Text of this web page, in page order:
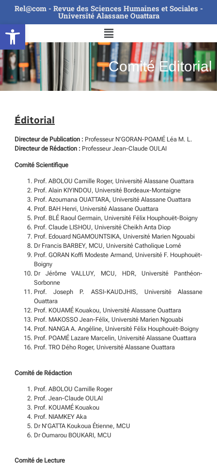
Ouvrir la barre d’outils
Rel@com - Revue des Sciences Humaines et Sociales -
Université Alassane Ouattara
Comité Editorial
Éditorial
Directeur de Publication : Professeur N’GORAN-POAMÉ Léa M. L.
Directeur de Rédaction : Professeur Jean-Claude OULAI
Comité Scientifique
Prof. ABOLOU Camille Roger, Université Alassane Ouattara
Prof. Alain KIYINDOU, Université Bordeaux-Montaigne
Prof. Azoumana OUATTARA, Université Alassane Ouattara
Prof. BAH Henri, Université Alassane Ouattara
Prof. BLÉ Raoul Germain, Université Félix Houphouët-Boigny
Prof. Claude LISHOU, Université Cheikh Anta Diop
Prof. Edouard NGAMOUNTSIKA, Université Marien Ngouabi
Dr Francis BARBEY, MCU, Université Catholique Lomé
Prof. GORAN Koffi Modeste Armand, Université F. Houphouët-
Boigny
Dr Jérôme VALLUY, MCU, HDR, Université Panthéon-
Sorbonne
Prof. Joseph P. ASSI-KAUDJHIS, Université Alassane
Ouattara
Prof. KOUAMÉ Kouakou, Université Alassane Ouattara
Prof. MAKOSSO Jean-Félix, Université Marien Ngouabi
Prof. NANGA A. Angéline, Université Félix Houphouët-Boigny
Prof. POAMÉ Lazare Marcelin, Université Alassane Ouattara
Prof. TRO Dého Roger, Université Alassane Ouattara
Comité de Rédaction
Prof. ABOLOU Camille Roger
Prof. Jean-Claude OULAI
Prof. KOUAMÉ Kouakou
Prof. NIAMKEY Aka
Dr N’GATTA Koukoua Étienne, MCU
Dr Oumarou BOUKARI, MCU
Comité de Lecture